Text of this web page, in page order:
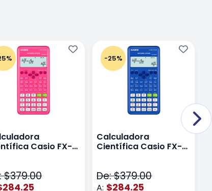
Casio FX-
$379.00
-25%
Calculadora
Científica Casio FX-
De: $379.00
A: $284.25